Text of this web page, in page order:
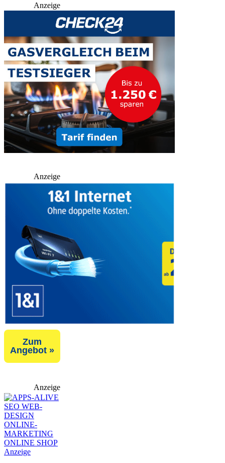
Anzeige
Anzeige
Zum
Angebot »
Anzeige